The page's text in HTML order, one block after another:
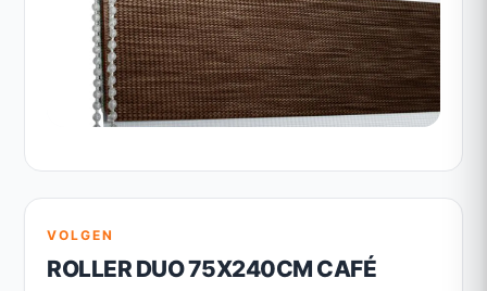
VOLGEN
ROLLER DUO 75X240CM CAFÉ